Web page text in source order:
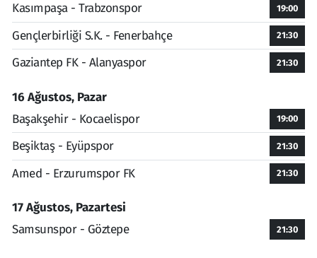
Kasımpaşa - Trabzonspor 19:00
Gençlerbirliği S.K. - Fenerbahçe 21:30
Gaziantep FK - Alanyaspor 21:30
16 Ağustos, Pazar
Başakşehir - Kocaelispor
19:00
Beşiktaş - Eyüpspor 21:30
Amed - Erzurumspor FK 21:30
17 Ağustos, Pazartesi
Samsunspor - Göztepe
21:30